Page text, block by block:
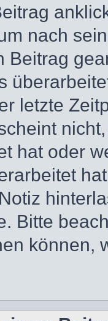
nach
Beitrag
letzte
hat oder
Bitte
können,